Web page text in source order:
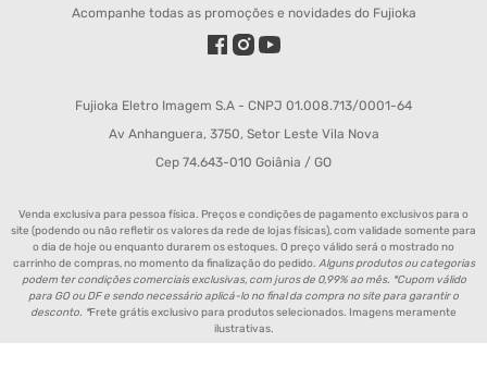
Acompanhe todas as promoções e novidades do Fujioka
Fujioka Eletro Imagem S.A - CNPJ 01.008.713/0001-64
Av Anhanguera, 3750, Setor Leste Vila Nova
Cep 74.643-010 Goiânia / GO
Venda exclusiva para pessoa física. Preços e condições de pagamento exclusivos para o
site (podendo ou não refletir os valores da rede de lojas físicas), com validade somente para
o dia de hoje ou enquanto durarem os estoques. O preço válido será o mostrado no
carrinho de compras, no momento da finalização do pedido. Alguns produtos ou categorias
podem ter condições comerciais exclusivas, com juros de 0,99% ao mês. *Cupom válido
para GO ou DF e sendo necessário aplicá-lo no final da compra no site para garantir o
desconto. *Frete grátis exclusivo para produtos selecionados. Imagens meramente
ilustrativas.